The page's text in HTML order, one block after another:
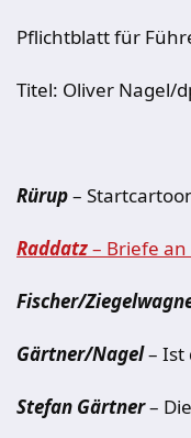
Pflichtblatt für
Titel: Oliver Nagel/
Rürup–
Raddatz– Briefe
Fischer/
Gärtner/Nagel– Ist
Stefan Gärtner–